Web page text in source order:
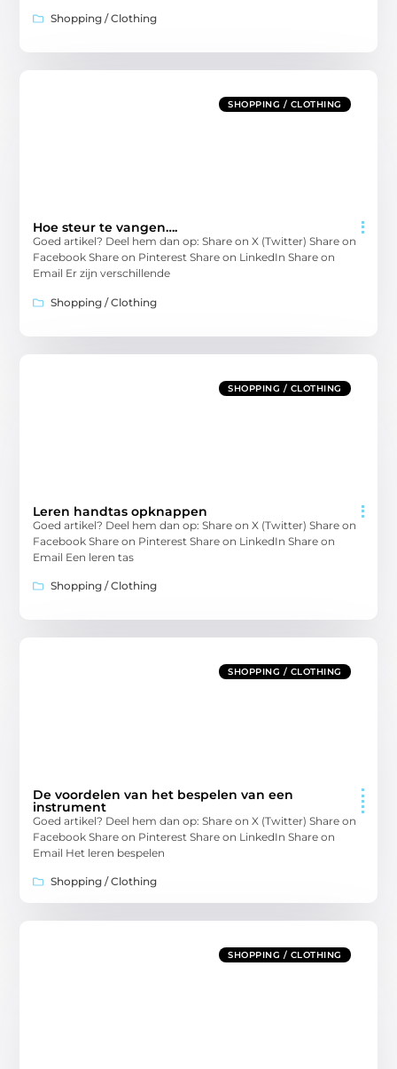
Shopping / Clothing
SHOPPING / CLOTHING
Hoe steur te vangen….
Goed artikel? Deel hem dan op: Share on X (Twitter) Share on
Facebook Share on Pinterest Share on LinkedIn Share on
Email Er zijn verschillende
Shopping / Clothing
SHOPPING / CLOTHING
Leren handtas opknappen
Goed artikel? Deel hem dan op: Share on X (Twitter) Share on
Facebook Share on Pinterest Share on LinkedIn Share on
Email Een leren tas
Shopping / Clothing
SHOPPING / CLOTHING
De voordelen van het bespelen van een
instrument
Goed artikel? Deel hem dan op: Share on X (Twitter) Share on
Facebook Share on Pinterest Share on LinkedIn Share on
Email Het leren bespelen
Shopping / Clothing
SHOPPING / CLOTHING